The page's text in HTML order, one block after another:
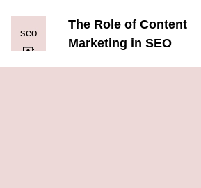
The Role of Content
Marketing in SEO